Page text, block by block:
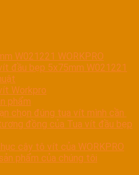
W021221 WORKPRO
đầu bẹp 5x75mm W021221
Workpro
phẩm
chọn đúng tua vít mình cần
đồng của Tua vít đầu bẹp
cây tô vít của WORKPRO
phẩm của chúng tôi